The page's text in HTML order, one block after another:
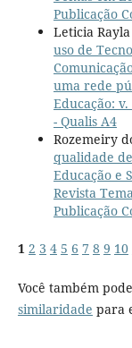
Publicação
Leticia
uso de
uma rede
Educação:
- Qualis A4
Rozemeiry
qualidade
Educação e
Revista
Publicação
1 2 3 4 5 6 7 8 9 10
Você também pode
similaridade para